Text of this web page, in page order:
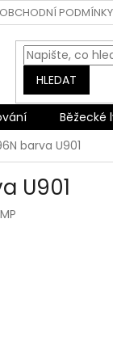
OBCHODNÍ PODMÍNKY
HLEDAT
Běžecké
barva U901
U901